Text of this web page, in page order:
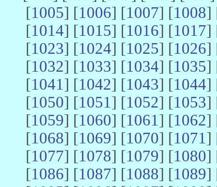
[1005] [1006] [1007] [1008]
[1014] [1015] [1016] [1017]
[1023] [1024] [1025] [1026]
[1032] [1033] [1034] [1035]
[1041] [1042] [1043] [1044]
[1050] [1051] [1052] [1053]
[1059] [1060] [1061] [1062]
[1068] [1069] [1070] [1071]
[1077] [1078] [1079] [1080]
[1086] [1087] [1088] [1089]